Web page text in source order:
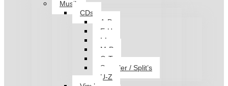
Musik
CDs
A-D
E-H
I-L
M-P
Q-T
Sampler / Split’s
U-Z